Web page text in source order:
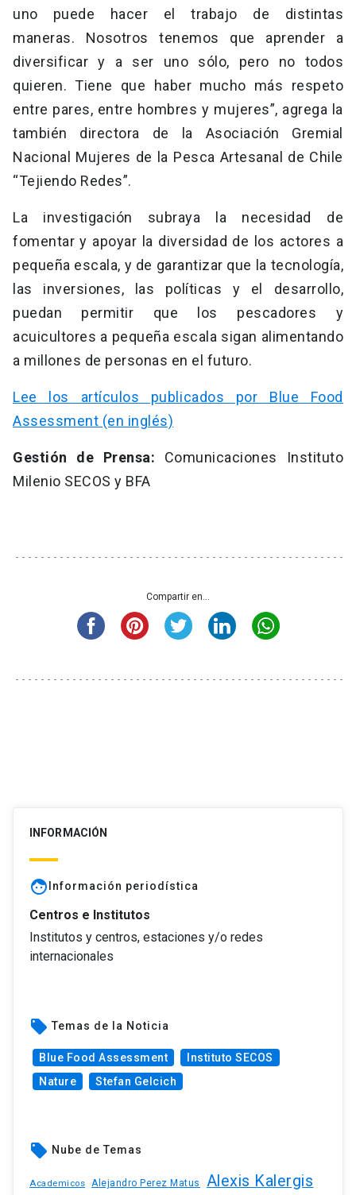
uno puede hacer el trabajo de distintas
maneras. Nosotros tenemos que aprender a
diversificar y a ser uno sólo, pero no todos
quieren. Tiene que haber mucho más respeto
entre pares, entre hombres y mujeres”, agrega la
también directora de la Asociación Gremial
Nacional Mujeres de la Pesca Artesanal de Chile
“Tejiendo Redes”.
La investigación subraya la necesidad de
fomentar y apoyar la diversidad de los actores a
pequeña escala, y de garantizar que la tecnología,
las inversiones, las políticas y el desarrollo,
puedan permitir que los pescadores y
acuicultores a pequeña escala sigan alimentando
a millones de personas en el futuro.
Lee los artículos publicados por Blue Food
Assessment (en inglés)
Gestión de Prensa: Comunicaciones Instituto
Milenio SECOS y BFA
Compartir en...
INFORMACIÓN
face Información periodística
Centros e Institutos
Institutos y centros, estaciones y/o redes
internacionales
local_offer Temas de la Noticia
Blue Food Assessment
Instituto SECOS
Nature
Stefan Gelcich
local_offer Nube de Temas
Academicos Alejandro Perez Matus Alexis Kalergis